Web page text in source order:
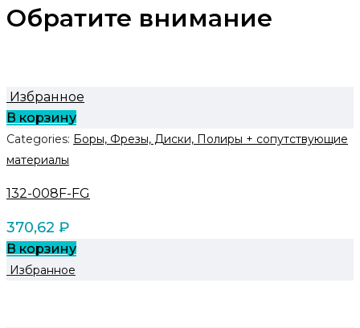
Обратите внимание
Избранное
В корзину
Categories: Боры, Фрезы, Диски, Полиры + сопутствующие
материалы
132-008F-FG
370,62 ₽
В корзину
Избранное